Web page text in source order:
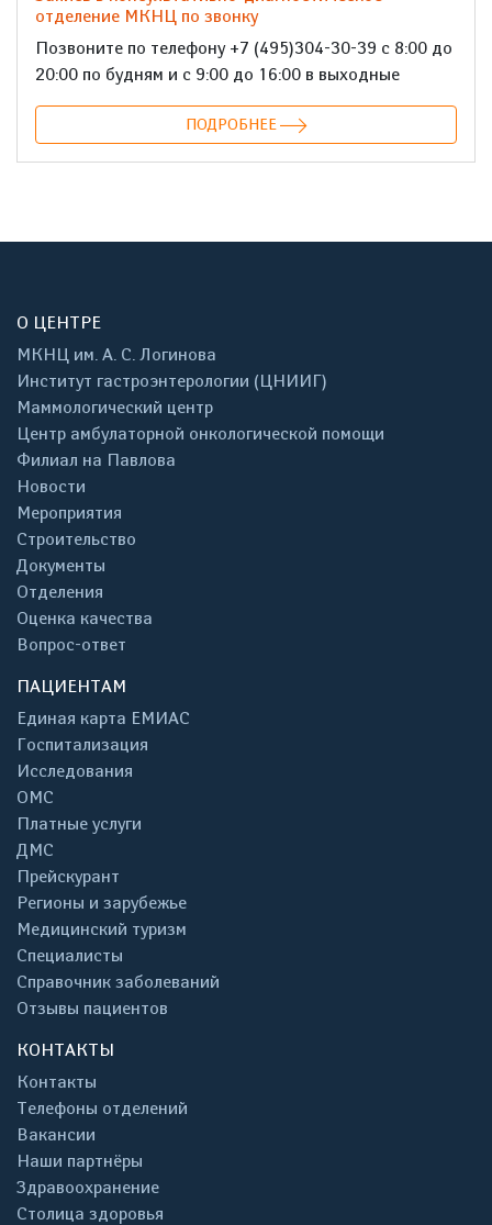
отделение МКНЦ по звонку
Позвоните по телефону +7 (495)304-30-39 с 8:00 до
20:00 по будням и с 9:00 до 16:00 в выходные
ПОДРОБНЕЕ
О ЦЕНТРЕ
МКНЦ им. А. С. Логинова
Институт гастроэнтерологии (ЦНИИГ)
Маммологический центр
Центр амбулаторной онкологической помощи
Филиал на Павлова
Новости
Мероприятия
Строительство
Документы
Отделения
Оценка качества
Вопрос-ответ
ПАЦИЕНТАМ
Единая карта ЕМИАС
Госпитализация
Исследования
ОМС
Платные услуги
ДМС
Прейскурант
Регионы и зарубежье
Медицинский туризм
Специалисты
Справочник заболеваний
Отзывы пациентов
КОНТАКТЫ
Контакты
Телефоны отделений
Вакансии
Наши партнёры
Здравоохранение
Столица здоровья